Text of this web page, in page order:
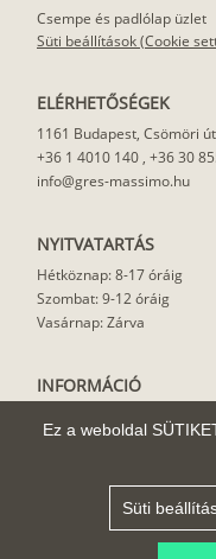
Ez a weboldal
Süti
Csempe és padlólap üzlet
Süti beállítások (Cookie
ELÉRHETŐSÉGEK
1161 Budapest, Csömöri
+36 1 4010 140, +36 30
info@gres-massimo.hu
NYITVATARTÁS
Hétköznap: 8-17 óráig
Szombat: 9-12 óráig
Vasárnap: Zárva
INFORMÁCIÓ
Felhasználási javaslat